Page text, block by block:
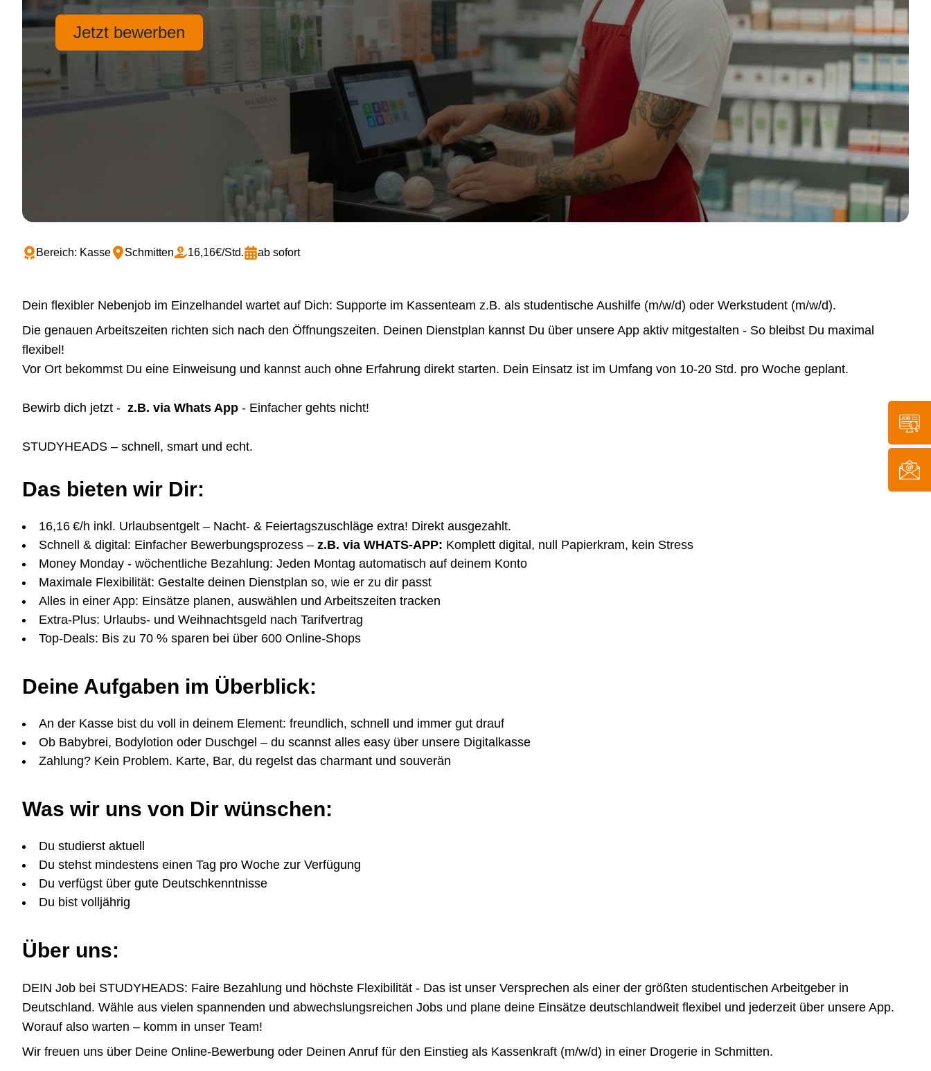
Jetzt bewerben
Schmitten
Bereich: Kasse 16,16€/Std. ab sofort
Dein flexibler Nebenjob im Einzelhandel wartet auf Dich: Supporte im Kassenteam z.B. als studentische Aushilfe (m/w/d) oder Werkstudent (m/w/d).
Die genauen Arbeitszeiten richten sich nach den Öffnungszeiten. Deinen Dienstplan kannst Du über unsere App aktiv mitgestalten - So bleibst Du maximal
flexibel!
Vor Ort bekommst Du eine Einweisung und kannst auch ohne Erfahrung direkt starten. Dein Einsatz ist im Umfang von 10-20 Std. pro Woche geplant.
Bewirb dich jetzt - z.B. via Whats App - Einfacher gehts nicht!
STUDYHEADS – schnell, smart und echt.
Das bieten wir Dir:
16,16 €/h inkl. Urlaubsentgelt – Nacht- & Feiertagszuschläge extra! Direkt ausgezahlt.
Schnell & digital: Einfacher Bewerbungsprozess – z.B. via WHATS-APP: Komplett digital, null Papierkram, kein Stress
Money Monday - wöchentliche Bezahlung: Jeden Montag automatisch auf deinem Konto
Maximale Flexibilität: Gestalte deinen Dienstplan so, wie er zu dir passt
Alles in einer App: Einsätze planen, auswählen und Arbeitszeiten tracken
Extra-Plus: Urlaubs- und Weihnachtsgeld nach Tarifvertrag
Top-Deals: Bis zu 70 % sparen bei über 600 Online-Shops
Deine Aufgaben im Überblick:
An der Kasse bist du voll in deinem Element: freundlich, schnell und immer gut drauf
Ob Babybrei, Bodylotion oder Duschgel – du scannst alles easy über unsere Digitalkasse
Zahlung? Kein Problem. Karte, Bar, du regelst das charmant und souverän
Was wir uns von Dir wünschen:
Du studierst aktuell
Du stehst mindestens einen Tag pro Woche zur Verfügung
Du verfügst über gute Deutschkenntnisse
Du bist volljährig
Über uns:
DEIN Job bei STUDYHEADS: Faire Bezahlung und höchste Flexibilität - Das ist unser Versprechen als einer der größten studentischen Arbeitgeber in
Deutschland. Wähle aus vielen spannenden und abwechslungsreichen Jobs und plane deine Einsätze deutschlandweit flexibel und jederzeit über unsere App.
Worauf also warten – komm in unser Team!
Wir freuen uns über Deine Online-Bewerbung oder Deinen Anruf für den Einstieg als Kassenkraft (m/w/d) in einer Drogerie in Schmitten.